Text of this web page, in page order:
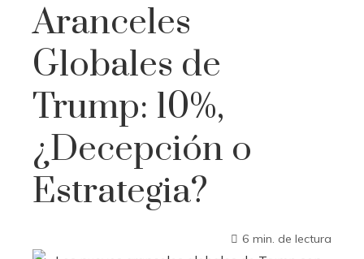
Aranceles
Globales de
Trump: 10%,
¿Decepción o
Estrategia?
6 min. de lectura